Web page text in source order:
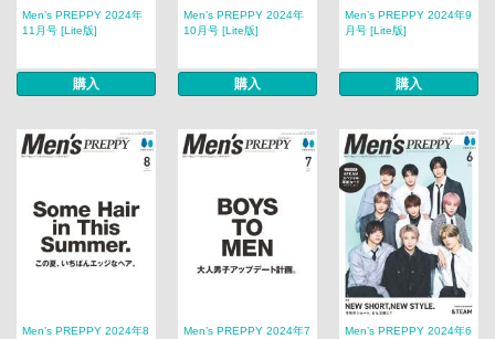
Men’s PREPPY 2024年
11月号 [Lite版]
購入
Men’s PREPPY 2024年
10月号 [Lite版]
購入
Men’s PREPPY 2024年9
月号 [Lite版]
購入
Men’s PREPPY 2024年8
Men’s PREPPY 2024年7
Men’s PREPPY 2024年6